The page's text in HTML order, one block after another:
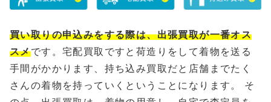
買い取りの申込みをする際は、出張買取が一番オス
スメです。宅配買取ですと荷造りをして着物を送る
手間がかかります、持ち込み買取だと店舗までたく
さんの着物を持っていくということになります。 そ